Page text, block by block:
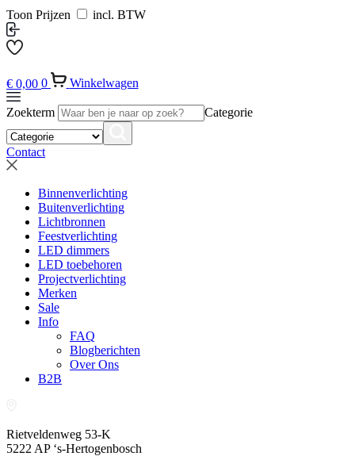
Toon Prijzen incl. BTW
€ 0,00 0 Winkelwagen
Zoekterm Categorie
Contact
Binnenverlichting
Buitenverlichting
Lichtbronnen
Feestverlichting
LED dimmers
LED toebehoren
Projectverlichting
Merken
Sale
Info
FAQ
Blogberichten
Over Ons
B2B
Rietveldenweg 53-K
5222 AP ‘s-Hertogenbosch